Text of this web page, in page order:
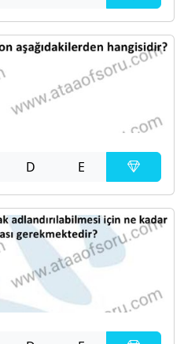
D E